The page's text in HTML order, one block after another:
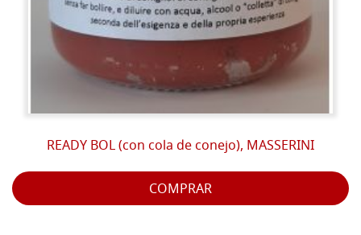
READY BOL (con cola de conejo), MASSERINI
COMPRAR